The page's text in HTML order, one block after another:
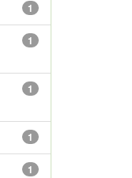
1
1
1
1
1